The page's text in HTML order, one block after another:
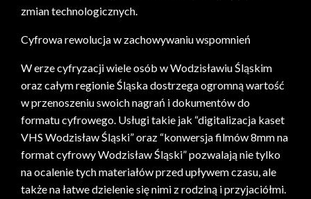
zmian technologicznych.
Cyfrowa rewolucja w zachowywaniu wspomnień
W erze cyfryzacji wiele osób w Wodzisławiu Śląskim
oraz całym regionie Śląska dostrzega ogromną wartość
w przenoszeniu swoich nagrań i dokumentów do
formatu cyfrowego. Usługi takie jak “digitalizacja kaset
VHS Wodzisław Śląski” oraz “konwersja filmów 8mm na
format cyfrowy Wodzisław Śląski” pozwalają nie tylko
na ocalenie tych materiałów przed upływem czasu, ale
także na łatwe dzielenie się nimi z rodziną i przyjaciółmi.